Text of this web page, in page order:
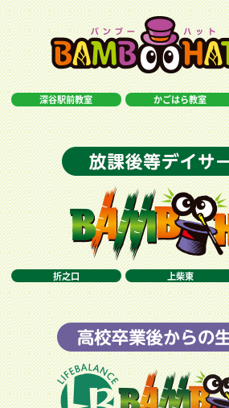
深谷駅前教室 かごはら教室
折之口 上柴東